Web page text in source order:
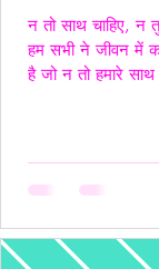
न तो साथ चाहिए, न
हम सभी ने जीवन में
है जो न तो हमारे
अक्सर "Toxic", यानी